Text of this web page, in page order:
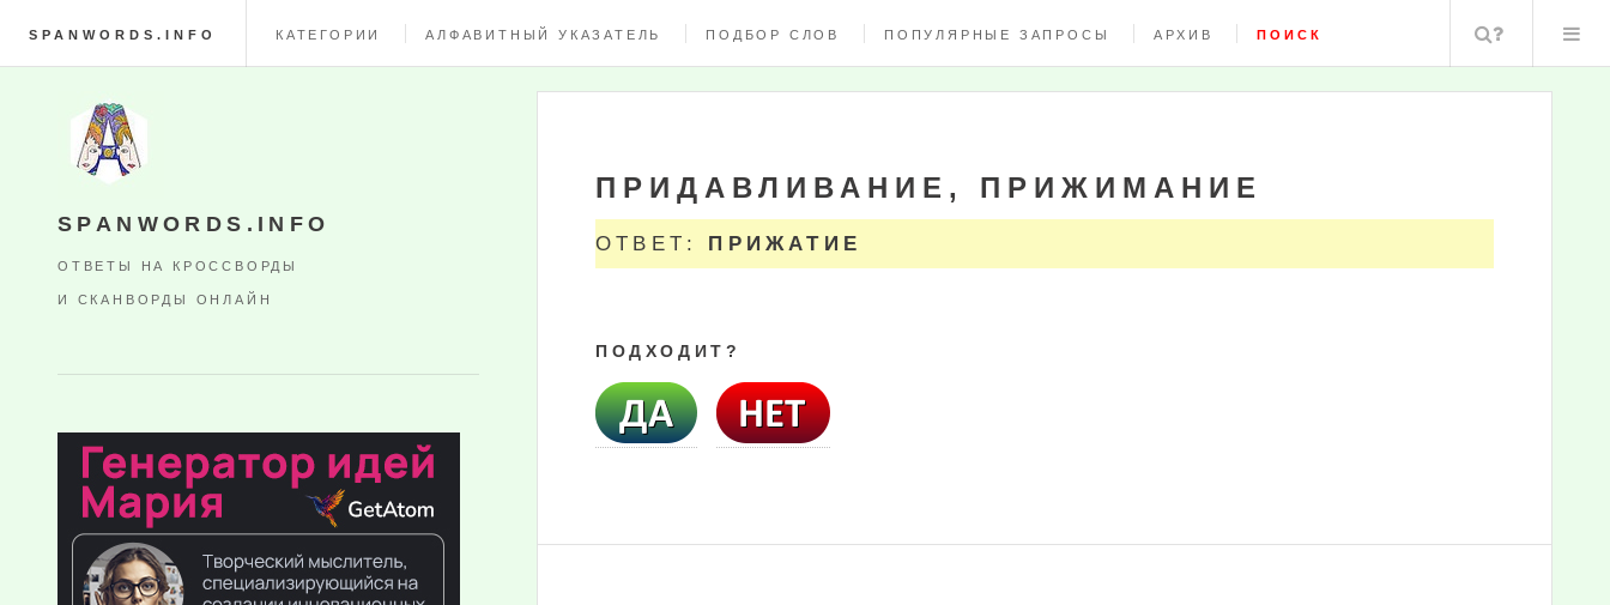
SPANWORDS.INFO КАТЕГОРИИ АЛФАВИТНЫЙ УКАЗАТЕЛЬ ПОДБОР СЛОВ ПОПУЛЯРНЫЕ ЗАПРОСЫ АРХИВ ПОИСК Поиск
ПРИДАВЛИВАНИЕ, ПРИЖИМАНИЕ
ОТВЕТ: ПРИЖАТИЕ
ПОДХОДИТ?
SPANWORDS.INFO
ОТВЕТЫ НА КРОССВОРДЫ
И СКАНВОРДЫ ОНЛАЙН